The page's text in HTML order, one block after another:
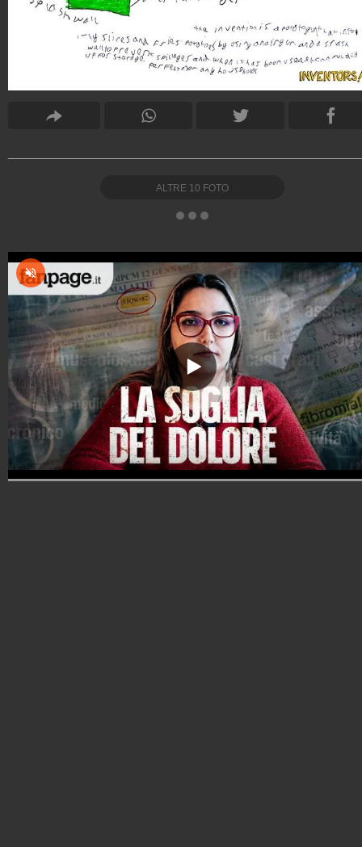
ALTRE 10 FOTO